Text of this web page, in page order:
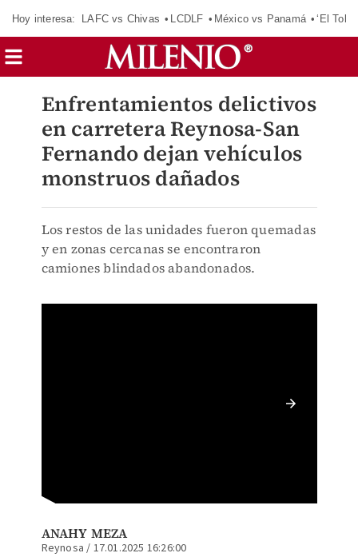
Hoy interesa: LAFC vs Chivas LCDLF México vs Panamá ‘El
Enfrentamientos delictivos
en carretera Reynosa-San
Fernando dejan vehículos
monstruos dañados
Los restos de las unidades fueron quemadas
y en zonas cercanas se encontraron
camiones blindados abandonados.
ANAHY MEZA
Reynosa / 17.01.2025 16:26:00